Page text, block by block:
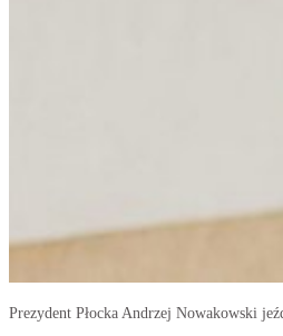
Prezydent Płocka Andrzej Nowakowski